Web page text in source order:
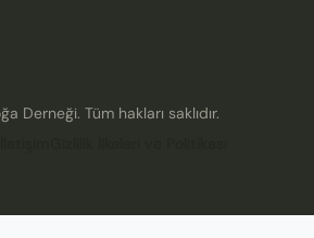
Derneği. Tüm hakları saklıdır.